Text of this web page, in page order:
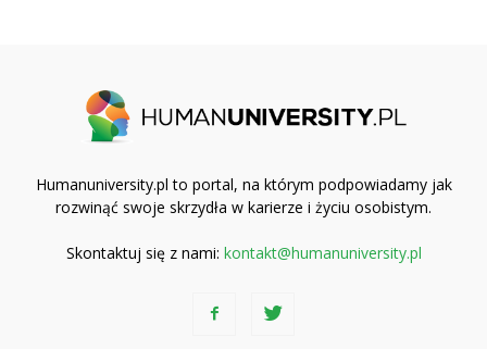
Humanuniversity.pl to portal, na którym podpowiadamy jak
rozwinąć swoje skrzydła w karierze i życiu osobistym.
Skontaktuj się z nami: kontakt@humanuniversity.pl